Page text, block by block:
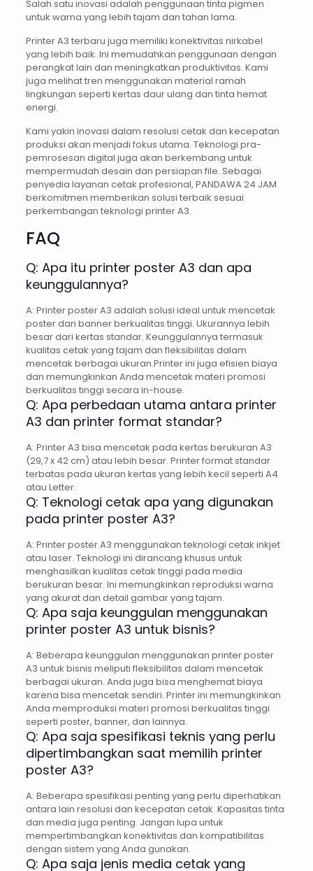
Salah satu inovasi adalah penggunaan tinta pigmen
untuk warna yang lebih tajam dan tahan lama.
Printer A3 terbaru juga memiliki konektivitas nirkabel
yang lebih baik. Ini memudahkan penggunaan dengan
perangkat lain dan meningkatkan produktivitas. Kami
juga melihat tren menggunakan material ramah
lingkungan seperti kertas daur ulang dan tinta hemat
energi.
Kami yakin inovasi dalam resolusi cetak dan kecepatan
produksi akan menjadi fokus utama. Teknologi pra-
pemrosesan digital juga akan berkembang untuk
mempermudah desain dan persiapan file. Sebagai
penyedia layanan cetak profesional, PANDAWA 24 JAM
berkomitmen memberikan solusi terbaik sesuai
perkembangan teknologi printer A3.
FAQ
Q: Apa itu printer poster A3 dan apa
keunggulannya?
A: Printer poster A3 adalah solusi ideal untuk mencetak
poster dan banner berkualitas tinggi. Ukurannya lebih
besar dari kertas standar. Keunggulannya termasuk
kualitas cetak yang tajam dan fleksibilitas dalam
mencetak berbagai ukuran.Printer ini juga efisien biaya
dan memungkinkan Anda mencetak materi promosi
berkualitas tinggi secara in-house.
Q: Apa perbedaan utama antara printer
A3 dan printer format standar?
A: Printer A3 bisa mencetak pada kertas berukuran A3
(29,7 x 42 cm) atau lebih besar. Printer format standar
terbatas pada ukuran kertas yang lebih kecil seperti A4
atau Letter.
Q: Teknologi cetak apa yang digunakan
pada printer poster A3?
A: Printer poster A3 menggunakan teknologi cetak inkjet
atau laser. Teknologi ini dirancang khusus untuk
menghasilkan kualitas cetak tinggi pada media
berukuran besar. Ini memungkinkan reproduksi warna
yang akurat dan detail gambar yang tajam.
Q: Apa saja keunggulan menggunakan
printer poster A3 untuk bisnis?
A: Beberapa keunggulan menggunakan printer poster
A3 untuk bisnis meliputi fleksibilitas dalam mencetak
berbagai ukuran. Anda juga bisa menghemat biaya
karena bisa mencetak sendiri. Printer ini memungkinkan
Anda memproduksi materi promosi berkualitas tinggi
seperti poster, banner, dan lainnya.
Q: Apa saja spesifikasi teknis yang perlu
dipertimbangkan saat memilih printer
poster A3?
A: Beberapa spesifikasi penting yang perlu diperhatikan
antara lain resolusi dan kecepatan cetak. Kapasitas tinta
dan media juga penting. Jangan lupa untuk
mempertimbangkan konektivitas dan kompatibilitas
dengan sistem yang Anda gunakan.
Q: Apa saja jenis media cetak yang